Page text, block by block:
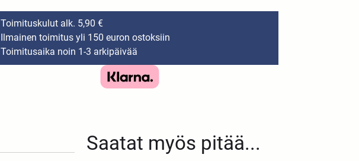
Toimituskulut alk. 5,90 €
Ilmainen toimitus yli 150 euron ostoksiin
Toimitusaika noin 1-3 arkipäivää
Saatat myös pitää...